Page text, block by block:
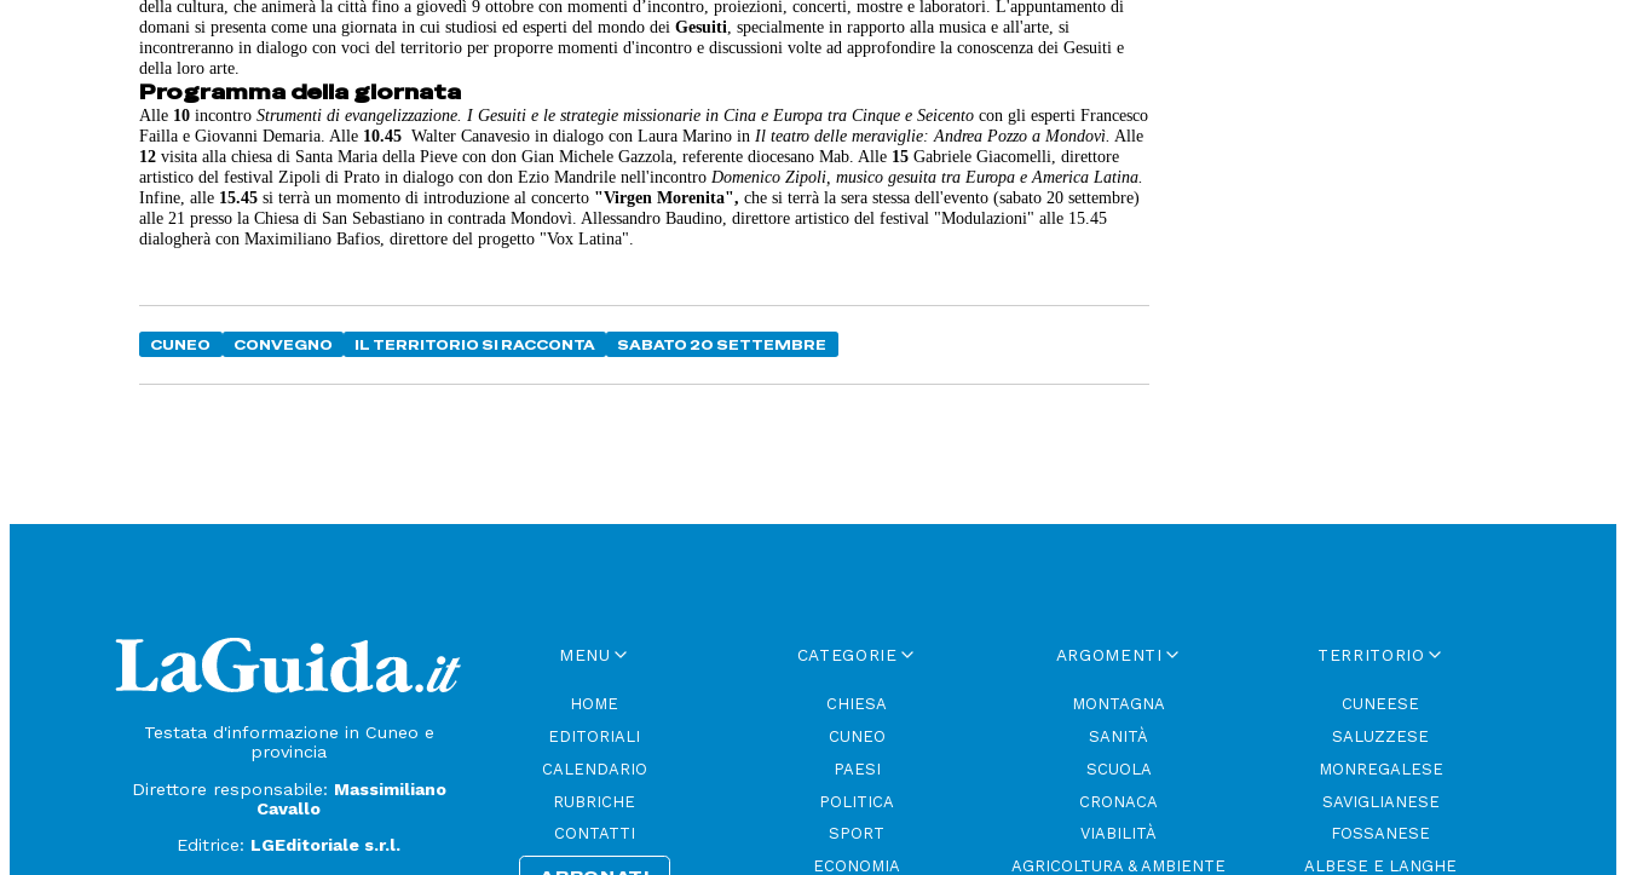
della cultura, che animerà la città fino a giovedì 9 ottobre con momenti d’incontro, proiezioni, concerti, mostre e laboratori. L'appuntamento di
domani si presenta come una giornata in cui studiosi ed esperti del mondo deiGesuiti , specialmente in rapporto alla musica e all'arte, si
incontreranno in dialogo con voci del territorio per proporre momenti d'incontro e discussioni volte ad approfondire la conoscenza dei Gesuiti e
della loro arte.
Programma della giornata
Alle 10 incontroStrumenti di evangelizzazione. I Gesuiti e le strategie missionarie in Cina e Europa tra Cinque e Seicento con gli esperti Francesco
Failla e Giovanni Demaria. Alle 10.45 Walter Canavesio in dialogo con Laura Marino in Il teatro delle meraviglie: Andrea Pozzo a Mondovì. Alle
12 visita alla chiesa di Santa Maria della Pieve con don Gian Michele Gazzola, referente diocesano Mab. Alle 15 Gabriele Giacomelli, direttore
artistico del festival Zipoli di Prato in dialogo con don Ezio Mandrile nell'incontro Domenico Zipoli, musico gesuita tra Europa e America Latina.
Infine, alle 15.45 si terrà un momento di introduzione al concerto "Virgen Morenita", che si terrà la sera stessa dell'evento (sabato 20 settembre)
alle 21 presso la Chiesa di San Sebastiano in contrada Mondovì. Allessandro Baudino, direttore artistico del festival "Modulazioni" alle 15.45
dialogherà con Maximiliano Bafios, direttore del progetto "Vox Latina".
CUNEO CONVEGNO IL TERRITORIO SI RACCONTA SABATO 20 SETTEMBRE
Testata d'informazione in Cuneo e
provincia
Direttore responsabile: Massimiliano
Cavallo
Editrice: LGEditoriale s.r.l.
MENU
HOME
EDITORIALI
CALENDARIO
RUBRICHE
CONTATTI
CATEGORIE
CHIESA
CUNEO
PAESI
POLITICA
SPORT
ECONOMIA
ARGOMENTI
MONTAGNA
SANITÀ
SCUOLA
CRONACA
VIABILITÀ
AGRICOLTURA & AMBIENTE
TERRITORIO
CUNEESE
SALUZZESE
MONREGALESE
SAVIGLIANESE
FOSSANESE
ALBESE E LANGHE